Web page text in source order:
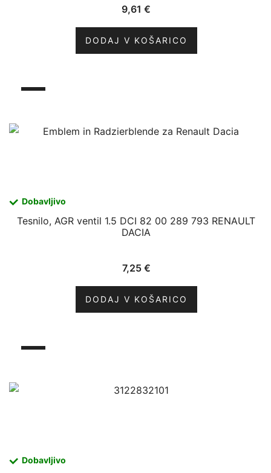
9,61 €
DODAJ V KOŠARICO
Dobavljivo
Tesnilo, AGR ventil 1.5 DCI 82 00 289 793 RENAULT
DACIA
7,25 €
DODAJ V KOŠARICO
Dobavljivo